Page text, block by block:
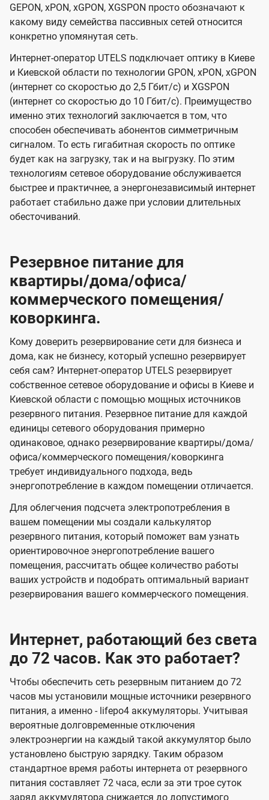
GEPON, xPON, xGPON, XGSPON просто обозначают к
какому виду семейства пассивных сетей относится
конкретно упомянутая сеть.
Интернет-оператор UTELS подключает оптику в Киеве
и Киевской области по технологии GPON, xPON, xGPON
(интернет со скоростью до 2,5 Гбит/с) и XGSPON
(интернет со скоростью до 10 Гбит/с). Преимущество
именно этих технологий заключается в том, что
способен обеспечивать абонентов симметричным
сигналом. То есть гигабитная скорость по оптике
будет как на загрузку, так и на выгрузку. По этим
технологиям сетевое оборудование обслуживается
быстрее и практичнее, а энергонезависимый интернет
работает стабильно даже при условии длительных
обесточиваний.
Резервное питание для
квартиры/дома/офиса/
коммерческого помещения/
коворкинга.
Кому доверить резервирование сети для бизнеса и
дома, как не бизнесу, который успешно резервирует
себя сам? Интернет-оператор UTELS резервирует
собственное сетевое оборудование и офисы в Киеве и
Киевской области с помощью мощных источников
резервного питания. Резервное питание для каждой
единицы сетевого оборудования примерно
одинаковое, однако резервирование квартиры/дома/
офиса/коммерческого помещения/коворкинга
требует индивидуального подхода, ведь
энергопотребление в каждом помещении отличается.
Для облегчения подсчета электропотребления в
вашем помещении мы создали калькулятор
резервного питания, который поможет вам узнать
ориентировочное энергопотребление вашего
помещения, рассчитать общее количество работы
ваших устройств и подобрать оптимальный вариант
резервирования вашего коммерческого помещения.
Интернет, работающий без света
до 72 часов. Как это работает?
Чтобы обеспечить сеть резервным питанием до 72
часов мы установили мощные источники резервного
питания, а именно - lifepo4 аккумуляторы. Учитывая
вероятные долговременные отключения
электроэнергии на каждый такой аккумулятор было
установлено быструю зарядку. Таким образом
стандартное время работы интернета от резервного
питания составляет 72 часа, если за эти трое суток
заряд аккумулятора снижается до допустимого